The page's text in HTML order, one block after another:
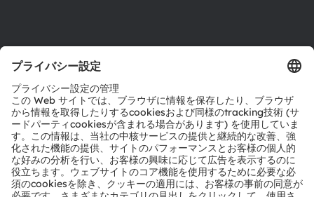
お問い合わせ
テクニカルサポート
パートナーネットワーク
通報